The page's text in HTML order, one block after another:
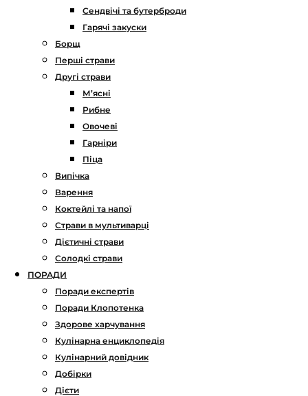
Сендвічі та бутерброди
Гарячі закуски
Борщ
Перші страви
Другі страви
М’ясні
Рибне
Овочеві
Гарніри
Піца
Випічка
Варення
Коктейлі та напої
Страви в мультиварці
Дієтичні страви
Солодкі страви
ПОРАДИ
Поради експертів
Поради Клопотенка
Здорове харчування
Кулінарна енциклопедія
Кулінарний довідник
Добірки
Дієти